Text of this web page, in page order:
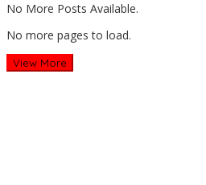
No More Posts Available.
No more pages to load.
View More